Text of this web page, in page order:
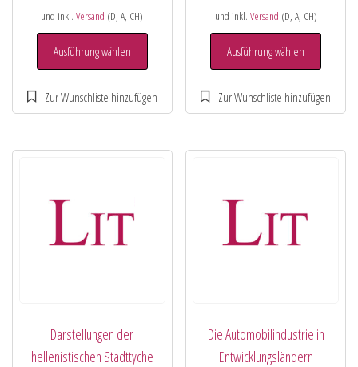
und inkl.Versand (D, A, CH)
Ausführung wählen
und inkl. Versand (D, A, CH)
Ausführung wählen
Darstellungen der
hellenistischen Stadttyche
Die Automobilindustrie in
Entwicklungsländern